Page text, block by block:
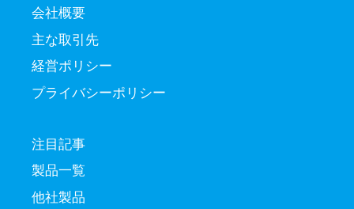
会社概要
主な取引先
経営ポリシー
プライバシーポリシー
注目記事
製品一覧
他社製品